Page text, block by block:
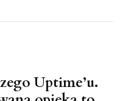
Uptime’u.